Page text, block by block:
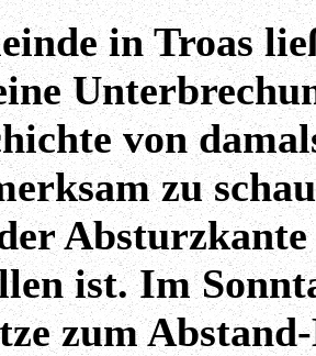
in Troas
von
zu
ist. Im
zum